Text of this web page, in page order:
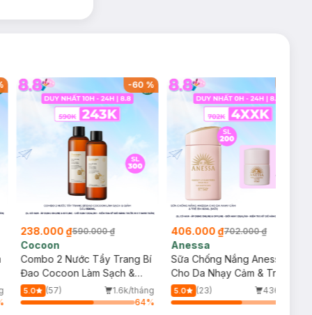
-60 %
238.000 ₫590.000 ₫
Cocoon
Combo 2 Nước Tẩy Trang Bí
Đao Cocoon Làm Sạch &
Giảm Dầu 500ml
5.0 (57)
1.6k/tháng
64%
406.000 ₫702.000 ₫
Anessa
Sữa Chống Nắng Anessa
Cho Da Nhạy Cảm & Trẻ Em
60ml (Mới)
5.0 (23)
436/tháng